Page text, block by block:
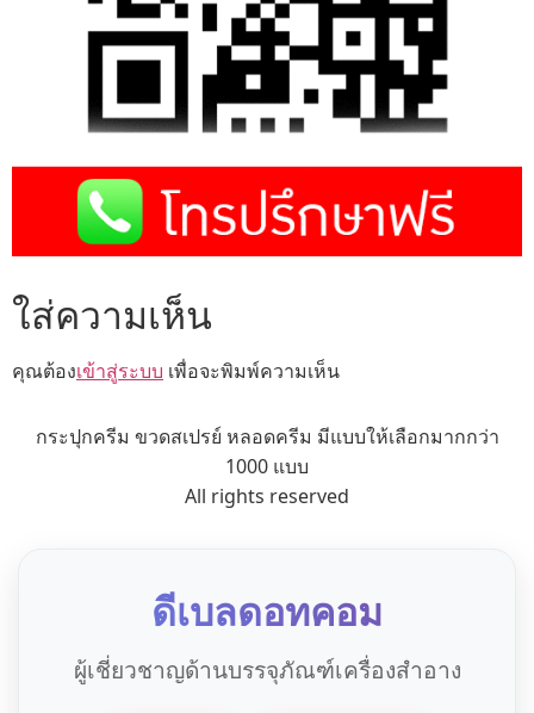
ใส่ความเห็น
คุณต้องเข้าสู่ระบบ เพื่อจะพิมพ์ความเห็น
กระปุกครีม ขวดสเปรย์ หลอดครีม มีแบบให้เลือกมากกว่า
1000 แบบ
All rights reserved
ดีเบลดอทคอม
ผู้เชี่ยวชาญด้านบรรจุภัณฑ์เครื่องสำอาง